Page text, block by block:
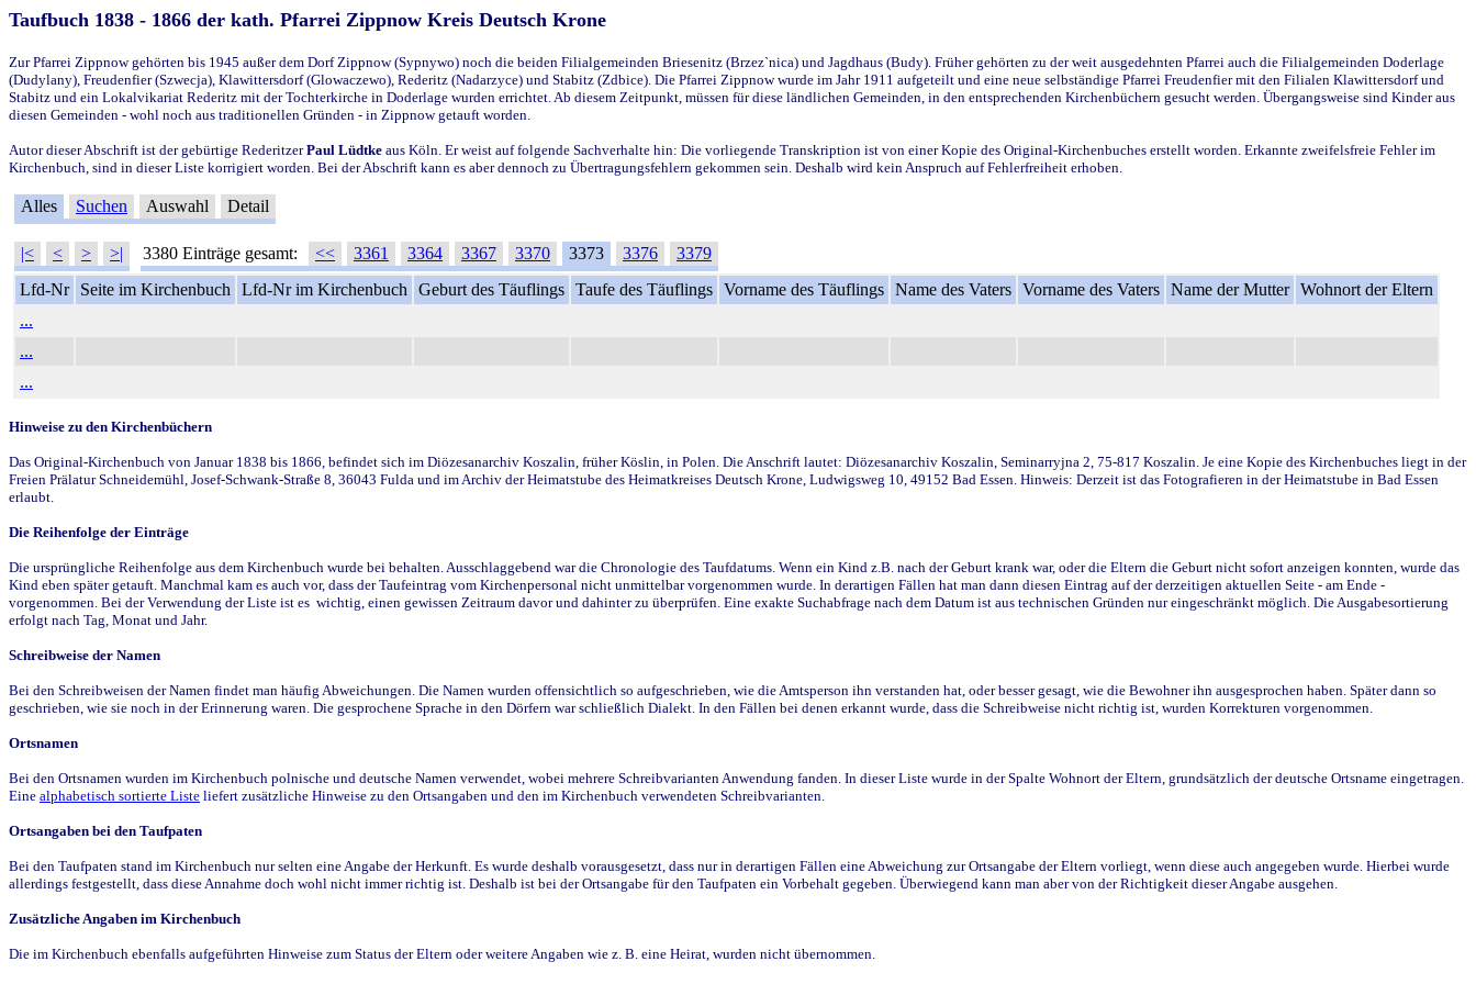
Taufbuch 1838 - 1866 der kath. Pfarrei Zippnow Kreis Deutsch Krone
Zur Pfarrei Zippnow gehörten bis 1945 außer dem Dorf Zippnow (Sypnywo) noch die beiden Filialgemeinden Briesenitz (Brzez`nica) und Jagdhaus (Budy). Früher gehörten zu der weit ausgedehnten Pfarrei auch die Filialgemeinden Doderlage
(Dudylany), Freudenfier (Szwecja), Klawittersdorf (Glowaczewo), Rederitz (Nadarzyce) und Stabitz (Zdbice). Die Pfarrei Zippnow wurde im Jahr 1911 aufgeteilt und eine neue selbständige Pfarrei Freudenfier mit den Filialen Klawittersdorf und
Stabitz und ein Lokalvikariat Rederitz mit der Tochterkirche in Doderlage wurden errichtet. Ab diesem Zeitpunkt, müssen für diese ländlichen Gemeinden, in den entsprechenden Kirchenbüchern gesucht werden. Übergangsweise sind Kinder aus
diesen Gemeinden - wohl noch aus traditionellen Gründen - in Zippnow getauft worden.
Autor dieser Abschrift ist der gebürtige RederitzerPaul Lüdtke aus Köln. Er weist auf folgende Sachverhalte hin: Die vorliegende Transkription ist von einer Kopie des Original-Kirchenbuches erstellt worden. Erkannte zweifelsfreie Fehler im
Kirchenbuch, sind in dieser Liste korrigiert worden. Bei der Abschrift kann es aber dennoch zu Übertragungsfehlern gekommen sein. Deshalb wird kein Anspruch auf Fehlerfreiheit erhoben.
Alles Suchen Auswahl Detail
|< < > >| 3380 Einträge gesamt: << 3361 3364 3367 3370 3373 3376
3379
Lfd-Nr
Seite im Kirchenbuch Lfd-Nr im Kirchenbuch Geburt des Täuflings Taufe des Täuflings Vorname des Täuflings Name des Vaters Vorname des Vaters Name der Mutter Wohnort der Eltern
...
...
...
Hinweise zu den Kirchenbüchern
Das Original-Kirchenbuch von Januar 1838 bis 1866, befindet sich im Diözesanarchiv Koszalin, früher Köslin, in Polen. Die Anschrift lautet: Diözesanarchiv Koszalin, Seminarryjna 2, 75-817 Koszalin. Je eine Kopie des Kirchenbuches liegt in der
Freien Prälatur Schneidemühl, Josef-Schwank-Straße 8, 36043 Fulda und im Archiv der Heimatstube des Heimatkreises Deutsch Krone, Ludwigsweg 10, 49152 Bad Essen. Hinweis: Derzeit ist das Fotografieren in der Heimatstube in Bad Essen
erlaubt.
Die Reihenfolge der Einträge
Die ursprüngliche Reihenfolge aus dem Kirchenbuch wurde bei behalten. Ausschlaggebend war die Chronologie des Taufdatums. Wenn ein Kind z.B. nach der Geburt krank war, oder die Eltern die Geburt nicht sofort anzeigen konnten, wurde das
Kind eben später getauft. Manchmal kam es auch vor, dass der Taufeintrag vom Kirchenpersonal nicht unmittelbar vorgenommen wurde. In derartigen Fällen hat man dann diesen Eintrag auf der derzeitigen aktuellen Seite - am Ende -
vorgenommen. Bei der Verwendung der Liste ist es wichtig, einen gewissen Zeitraum davor und dahinter zu überprüfen. Eine exakte Suchabfrage nach dem Datum ist aus technischen Gründen nur eingeschränkt möglich. Die Ausgabesortierung
erfolgt nach Tag, Monat und Jahr.
Schreibweise der Namen
Bei den Schreibweisen der Namen findet man häufig Abweichungen. Die Namen wurden offensichtlich so aufgeschrieben, wie die Amtsperson ihn verstanden hat, oder besser gesagt, wie die Bewohner ihn ausgesprochen haben. Später dann so
geschrieben, wie sie noch in der Erinnerung waren. Die gesprochene Sprache in den Dörfern war schließlich Dialekt. In den Fällen bei denen erkannt wurde, dass die Schreibweise nicht richtig ist, wurden Korrekturen vorgenommen.
Ortsnamen
Bei den Ortsnamen wurden im Kirchenbuch polnische und deutsche Namen verwendet, wobei mehrere Schreibvarianten Anwendung fanden. In dieser Liste wurde in der Spalte Wohnort der Eltern, grundsätzlich der deutsche Ortsname eingetragen.
Eine alphabetisch sortierte Liste liefert zusätzliche Hinweise zu den Ortsangaben und den im Kirchenbuch verwendeten Schreibvarianten.
Ortsangaben bei den Taufpaten
Bei den Taufpaten stand im Kirchenbuch nur selten eine Angabe der Herkunft. Es wurde deshalb vorausgesetzt, dass nur in derartigen Fällen eine Abweichung zur Ortsangabe der Eltern vorliegt, wenn diese auch angegeben wurde. Hierbei wurde
allerdings festgestellt, dass diese Annahme doch wohl nicht immer richtig ist. Deshalb ist bei der Ortsangabe für den Taufpaten ein Vorbehalt gegeben. Überwiegend kann man aber von der Richtigkeit dieser Angabe ausgehen.
Zusätzliche Angaben im Kirchenbuch
Die im Kirchenbuch ebenfalls aufgeführten Hinweise zum Status der Eltern oder weitere Angaben wie z. B. eine Heirat, wurden nicht übernommen.